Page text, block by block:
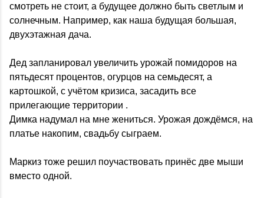
смотреть не стоит, а будущее должно быть светлым и
солнечным. Например, как наша будущая большая,
двухэтажная дача.
Дед запланировал увеличить урожай помидоров на
пятьдесят процентов, огурцов на семьдесят, а
картошкой, с учётом кризиса, засадить все
прилегающие территории .
Димка надумал на мне жениться. Урожая дождёмся, на
платье накопим, свадьбу сыграем.
Маркиз тоже решил поучаствовать принёс две мыши
вместо одной.